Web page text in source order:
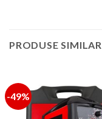
PRODUSE
-49%